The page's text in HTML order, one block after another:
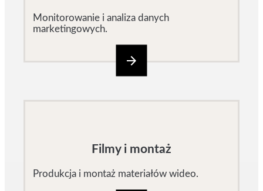
Monitorowanie i analiza danych
marketingowych.
arrow_forward
Filmy i montaż
Produkcja i montaż materiałów wideo.